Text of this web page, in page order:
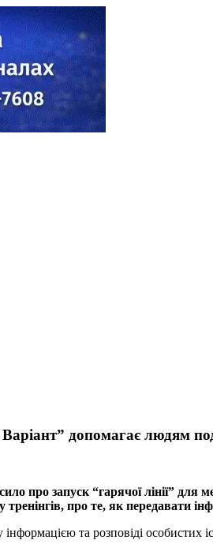
допомагає людям
про запуск “гарячої лінії”
про те, як передавати
та розповіді